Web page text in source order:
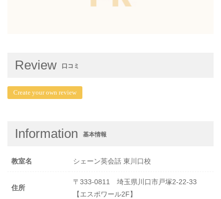
Review 口コミ
Create your own review
Information 基本情報
教室名 シェーン英会話 東川口校
住所
〒333-0811 埼玉県川口市戸塚2-22-33
【エスポワール2F】